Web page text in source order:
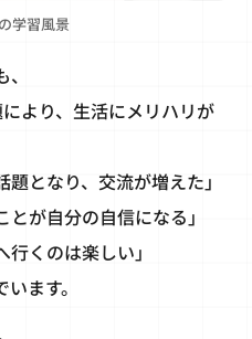
学習風景
より、生活にメリハリが
題となり、交流が増えた」
とが自分の自信になる」
行くのは楽しい」
ます。